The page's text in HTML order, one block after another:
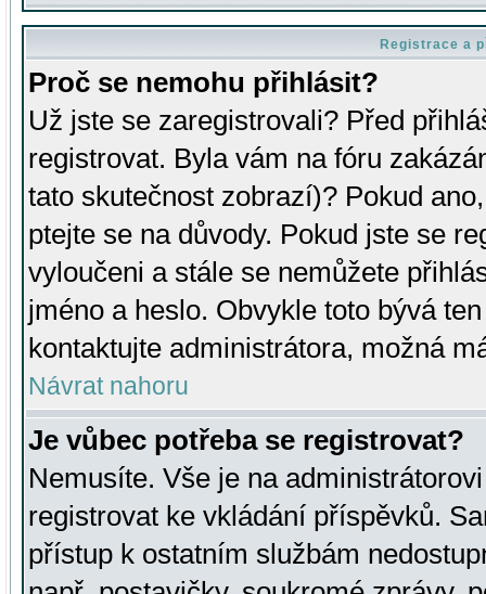
Registrace a
Proč se nemohu přihlásit?
Už jste se zaregistrovali? Před
registrovat. Byla vám na fóru
tato skutečnost zobrazí)? Pokud
ptejte se na důvody. Pokud jste se
vyloučeni a stále se nemůžete
jméno a heslo. Obvykle toto bývá
kontaktujte administrátora, možná
Návrat nahoru
Je vůbec potřeba se registrovat?
Nemusíte. Vše je na
registrovat ke vkládání příspěvků.
přístup k ostatním službám